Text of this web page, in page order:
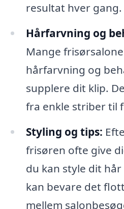
resultat hver gang.
Hårfarvning og
Mange
hårfarvning og
supplere dit klip.
fra enkle striber til
Styling og tips:
frisøren ofte give
du kan style dit
kan bevare det
mellem